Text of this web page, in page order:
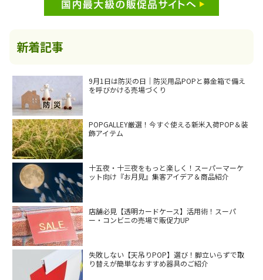
新着記事
9月1日は防災の日｜防災用品POPと募金箱で備え
を呼びかける売場づくり
POPGALLEY厳選！今すぐ使える新米入荷POP＆装
飾アイテム
十五夜・十三夜をもっと楽しく！スーパーマーケ
ット向け『お月見』集客アイデア＆商品紹介
店舗必見【透明カードケース】活用術！スーパ
ー・コンビニの売場で販促力UP
失敗しない【天吊りPOP】選び！脚立いらずで取
り替えが簡単なおすすめ器具のご紹介